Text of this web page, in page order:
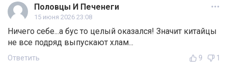
Половцы И Печенеги
15 июня 2026 23:08
Ничего себе...а бус то целый оказался! Значит китайцы
не все подряд выпускают хлам...
Ответить 9 1